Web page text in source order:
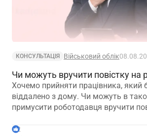
КОНСУЛЬТАЦІЯ Військовий облік
Чи можуть вручити повістку на
Хочемо прийняти працівника, який
віддалено з дому. Чи можуть в
примусити роботодавця вручити
2